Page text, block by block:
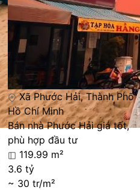
Xã Phước Hải, Thành Phố
Hồ Chí Minh
Bán nhà Phước Hải giá tốt,
phù hợp đầu tư
119.99 m²
3.6 tỷ
~ 30 tr/m²